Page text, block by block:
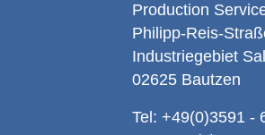
Production
Philipp-Reis-
Industriegebiet
02625 Bautzen
Tel: +49(0)3591 -